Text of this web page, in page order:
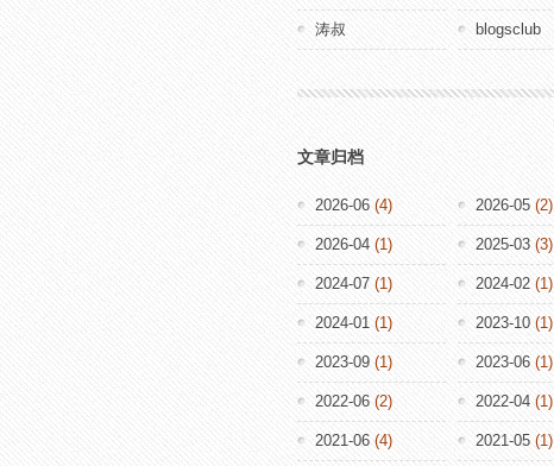
涛叔 blogsclub
文章归档
2026-06 (4) 2026-05 (2)
2026-04 (1) 2025-03 (3)
2024-07 (1) 2024-02 (1)
2024-01 (1) 2023-10 (1)
2023-09 (1) 2023-06 (1)
2022-06 (2) 2022-04 (1)
2021-06 (4) 2021-05 (1)